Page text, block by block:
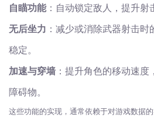
自瞄功能：自动锁定敌人，提升射
无后坐力 ：减少或消除武器射击
稳定。
加速与穿墙 ：提升角色的移动速
障碍物。
这些功能的实现，通常依赖于对游戏数据